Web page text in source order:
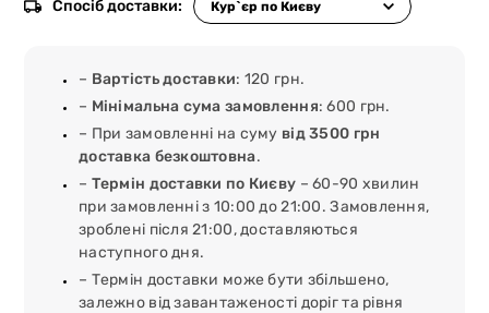
Спосіб доставки:
– Вартість доставки: 120 грн.
– Мінімальна сума замовлення: 600 грн.
– При замовленні на суму від 3500 грн
доставка безкоштовна.
– Термін доставки по Києву – 60-90 хвилин
при замовленні з 10:00 до 21:00. Замовлення,
зроблені після 21:00, доставляються
наступного дня.
– Термін доставки може бути збільшено,
залежно від завантаженості доріг та рівня